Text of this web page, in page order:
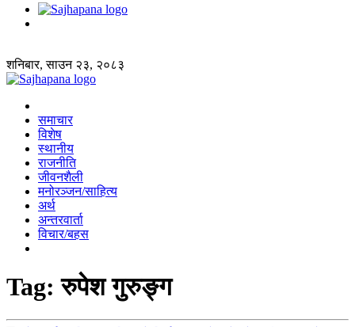
शनिबार, साउन २३, २०८३
समाचार
विशेष
स्थानीय
राजनीति
जीवनशैली
मनोरञ्जन/साहित्य
अर्थ
अन्तरवार्ता
विचार/बहस
Tag:रुपेश गुरुङ्ग